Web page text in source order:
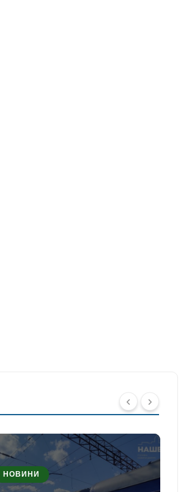
НОВИНИ